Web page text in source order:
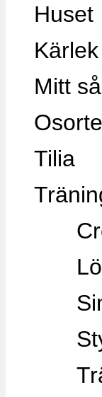
Huset
Kärlek
Mitt
Tilia